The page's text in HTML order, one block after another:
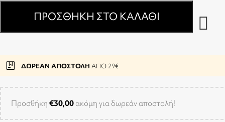
ΠΡΟΣΘΉΚΗ ΣΤΟ ΚΑΛΆΘΙ
package ΔΩΡΕΑΝ ΑΠΟΣΤΟΛΗ ΑΠΟ 29€
Προσθήκη €30,00 ακόμη για δωρεάν αποστολή!